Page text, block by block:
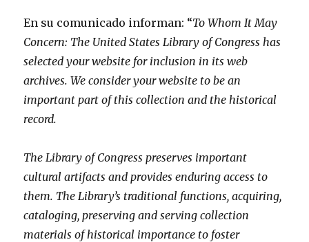
En su comunicado informan: “To Whom It May
Concern: The United States Library of Congress has
selected your website for inclusion in its web
archives. We consider your website to be an
important part of this collection and the historical
record.
The Library of Congress preserves important
cultural artifacts and provides enduring access to
them. The Library’s traditional functions, acquiring,
cataloging, preserving and serving collection
materials of historical importance to foster